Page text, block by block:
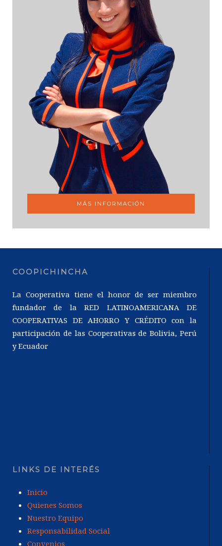
MÁS INFORMACIÓN
COOPICHINCHA
La Cooperativa tiene el honor de ser miembro
fundador de la RED LATINOAMERICANA DE
COOPERATIVAS DE AHORRO Y CRÉDITO con la
participación de las Cooperativas de Bolivia, Perú
y Ecuador
LINKS DE INTERÉS
Inicio
Quienes Somos
Nuestro Equipo
Responsabilidad Social
Convenios